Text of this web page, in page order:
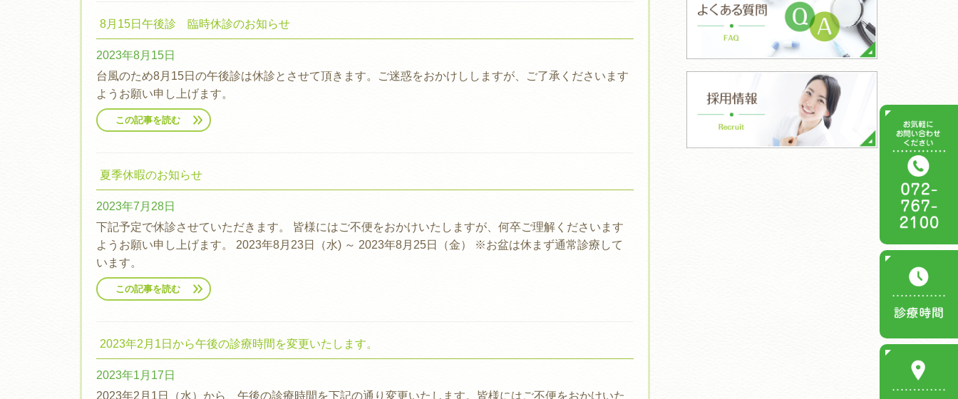
8月15日午後診 臨時休診のお知らせ
2023年8月15日
台風のため8月15日の午後診は休診とさせて頂きます。ご迷惑をおかけししますが、ご了承くださいます
ようお願い申し上げます。
この記事を読む
夏季休暇のお知らせ
2023年7月28日
下記予定で休診させていただきます。 皆様にはご不便をおかけいたしますが、何卒ご理解くださいます
ようお願い申し上げます。 2023年8月23日（水) ～ 2023年8月25日（金） ※お盆は休まず通常診療して
います。
この記事を読む
2023年2月1日から午後の診療時間を変更いたします。
2023年1月17日
2023年2月1日（水）から、午後の診療時間を下記の通り変更いたします。皆様にはご不便をおかけいた